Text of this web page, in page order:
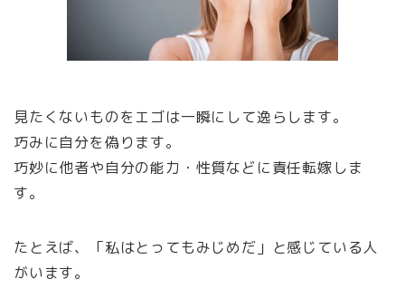
見たくないものをエゴは一瞬にして逸らします。
巧みに自分を偽ります。
巧妙に他者や自分の能力・性質などに責任転嫁しま
す。
たとえば、「私はとってもみじめだ」と感じている人
がいます。